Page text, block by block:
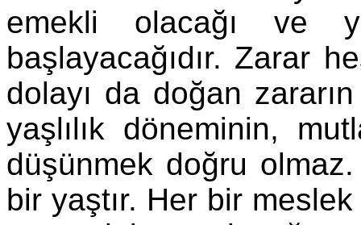
emekli olacağı ve
başlayacağıdır. Zarar
dolayı da doğan
yaşlılık döneminin,
düşünmek doğru
bir yaştır. Her bir